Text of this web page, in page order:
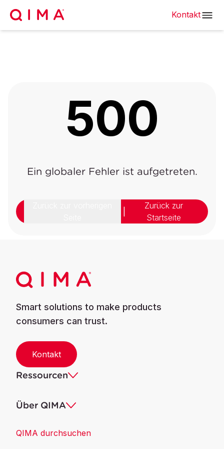
Kontakt
500
Ein globaler Fehler ist aufgetreten.
Zurück zur
Startseite
Smart solutions to make products
consumers can trust.
Kontakt
Ressourcen
Über QIMA
QIMA durchsuchen